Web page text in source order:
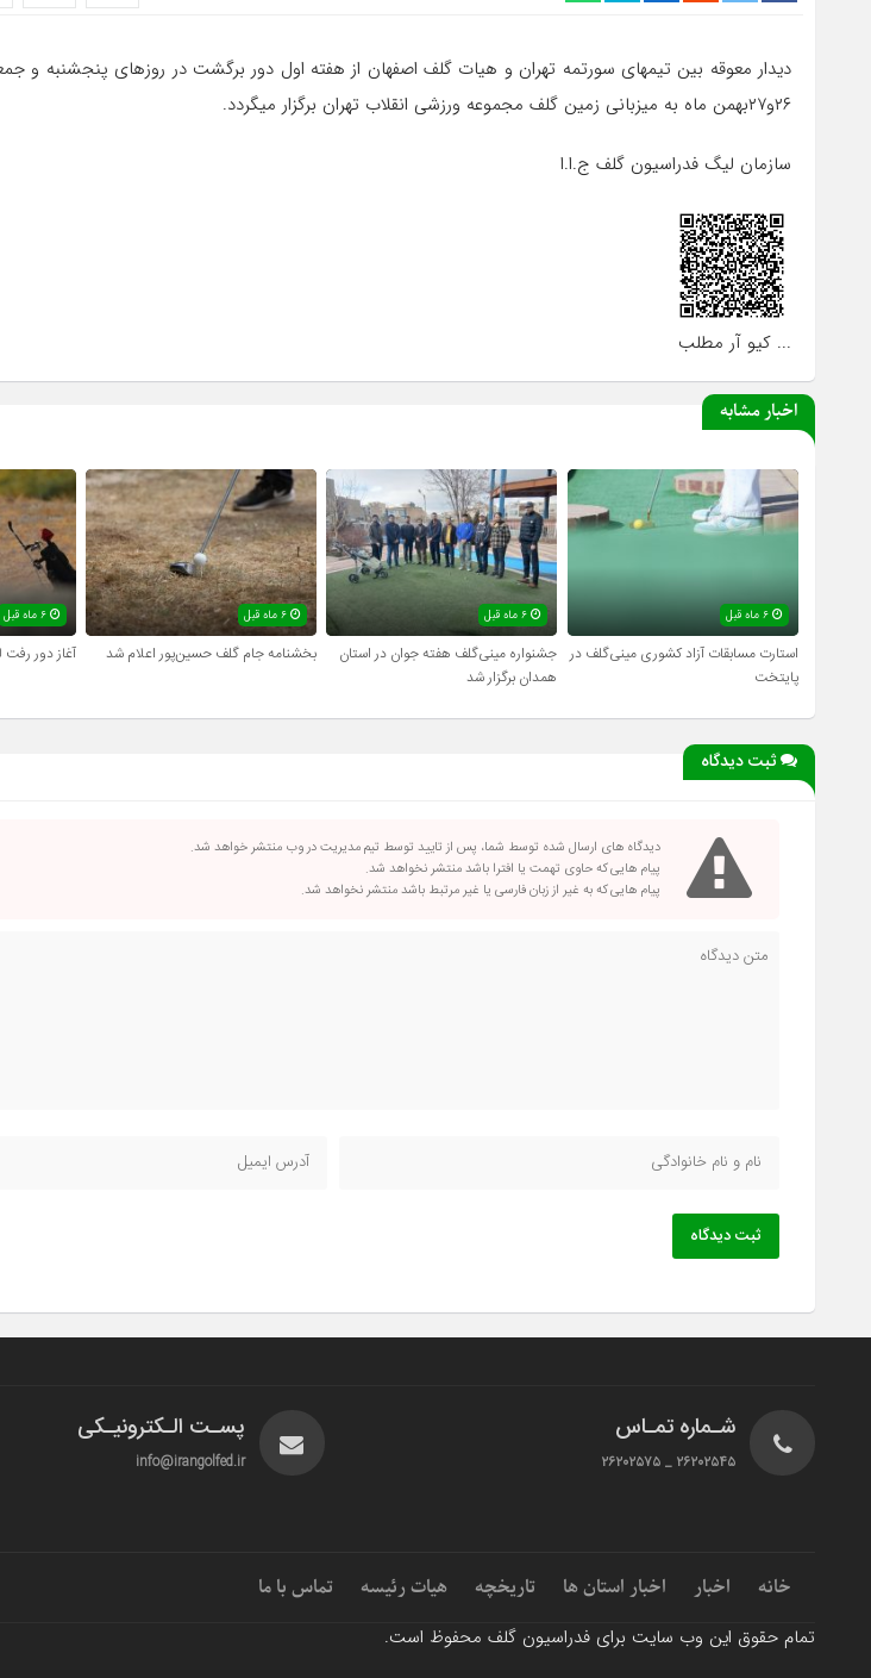
دیدار معوقه بین تیمهای سورتمه تهران و هیات گلف اصفهان از هفته اول دور برگشت در روزهای پنجشنبه و
۲۶و۲۷بهمن ماه به میزبانی زمین گلف مجموعه ورزشی انقلاب تهران برگزار میگردد.
سازمان لیگ فدراسیون گلف ج.ا.ا
... کیو آر مطلب
اخبار مشابه
۶ ماه قبل
استارت مسابقات آزاد کشوری مینی‌گلف در
پایتخت
۶ ماه قبل
جشنواره مینی‌گلف هفته جوان در استان
همدان برگزار شد
۶ ماه قبل
بخشنامه جام گلف حسین‌پور اعلام شد
۶ ماه قبل
آغاز دور رفت
ثبت دیدگاه
دیدگاه های ارسال شده توسط شما، پس از تایید توسط تیم مدیریت در وب منتشر خواهد شد.
پیام هایی که حاوی تهمت یا افترا باشد منتشر نخواهد شد.
پیام هایی که به غیر از زبان فارسی یا غیر مرتبط باشد منتشر نخواهد شد.
ثبت دیدگاه
شـماره تمـاس
۲۶۲۰۲۵۴۵ _ ۲۶۲۰۲۵۷۵
پسـت الـکترونیـکی
info@irangolfed.ir
خانه اخبار اخبار استان ها تاریخچه هیات رئیسه تماس با ما
تمام حقوق این وب سایت برای فدراسیون گلف محفوظ است.